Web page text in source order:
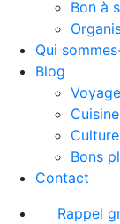
Bon à
Qui
Blog
Bons
Contact
Rappel